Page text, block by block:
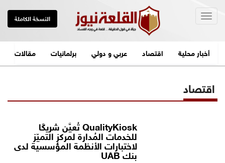
النسخة الكاملة
أخبار محلية اقتصاد عربي و دولي برلمانيات مقالات
اقتصاد
QualityKiosk تُعيَّن شريكًا
للخدمات المُدارة لمركز التميّز
لاختبارات الأنظمة المؤسسية لدى
بنك UAB